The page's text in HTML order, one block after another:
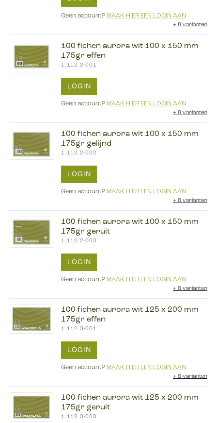
Geen account? MAAK HIER EEN LOGIN AAN
+ 8 varianten
100 fichen aurora wit 100 x 150 mm
175gr effen
1.112.2-001
LOGIN
Geen account? MAAK HIER EEN LOGIN AAN
+ 8 varianten
100 fichen aurora wit 100 x 150 mm
175gr gelijnd
1.112.2-002
LOGIN
Geen account? MAAK HIER EEN LOGIN AAN
+ 8 varianten
100 fichen aurora wit 100 x 150 mm
175gr geruit
1.112.2-003
LOGIN
Geen account? MAAK HIER EEN LOGIN AAN
+ 8 varianten
100 fichen aurora wit 125 x 200 mm
175gr effen
1.112.3-001
LOGIN
Geen account? MAAK HIER EEN LOGIN AAN
+ 8 varianten
100 fichen aurora wit 125 x 200 mm
175gr geruit
1.112.3-003